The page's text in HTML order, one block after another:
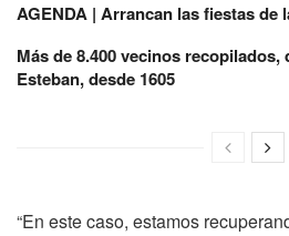
AGENDA | Arrancan las fiestas de
Más de 8.400 vecinos recopilados,
Esteban, desde 1605
“En este caso, estamos